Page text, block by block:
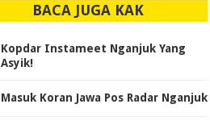
BACA JUGA KAK
Kopdar Instameet Nganjuk Yang
Asyik!
Masuk Koran Jawa Pos Radar Nganjuk